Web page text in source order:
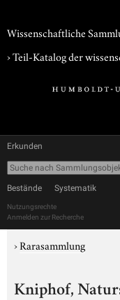
Wissenschaftliche
› Teil-Katalog der
Erkunden
Bestände Systematik
Nutzungsrechte
Anmelden zur Recherche
›Rarasammlung
Kniphof,